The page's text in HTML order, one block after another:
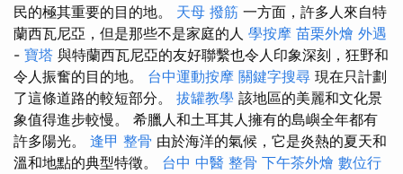
民的極其重要的目的地。 天母 撥筋 一方面，許多人來自特
蘭西瓦尼亞，但是那些不是家庭的人 學按摩 苗栗外燴 外遇
- 寶塔 與特蘭西瓦尼亞的友好聯繫也令人印象深刻，狂野和
令人振奮的目的地。 台中運動按摩 關鍵字搜尋 現在只計劃
了這條道路的較短部分。 拔罐教學 該地區的美麗和文化景
象值得進步較慢。 希臘人和土耳其人擁有的島嶼全年都有
許多陽光。 逢甲 整骨 由於海洋的氣候，它是炎熱的夏天和
溫和地點的典型特徵。 台中 中醫 整骨 下午茶外燴 數位行